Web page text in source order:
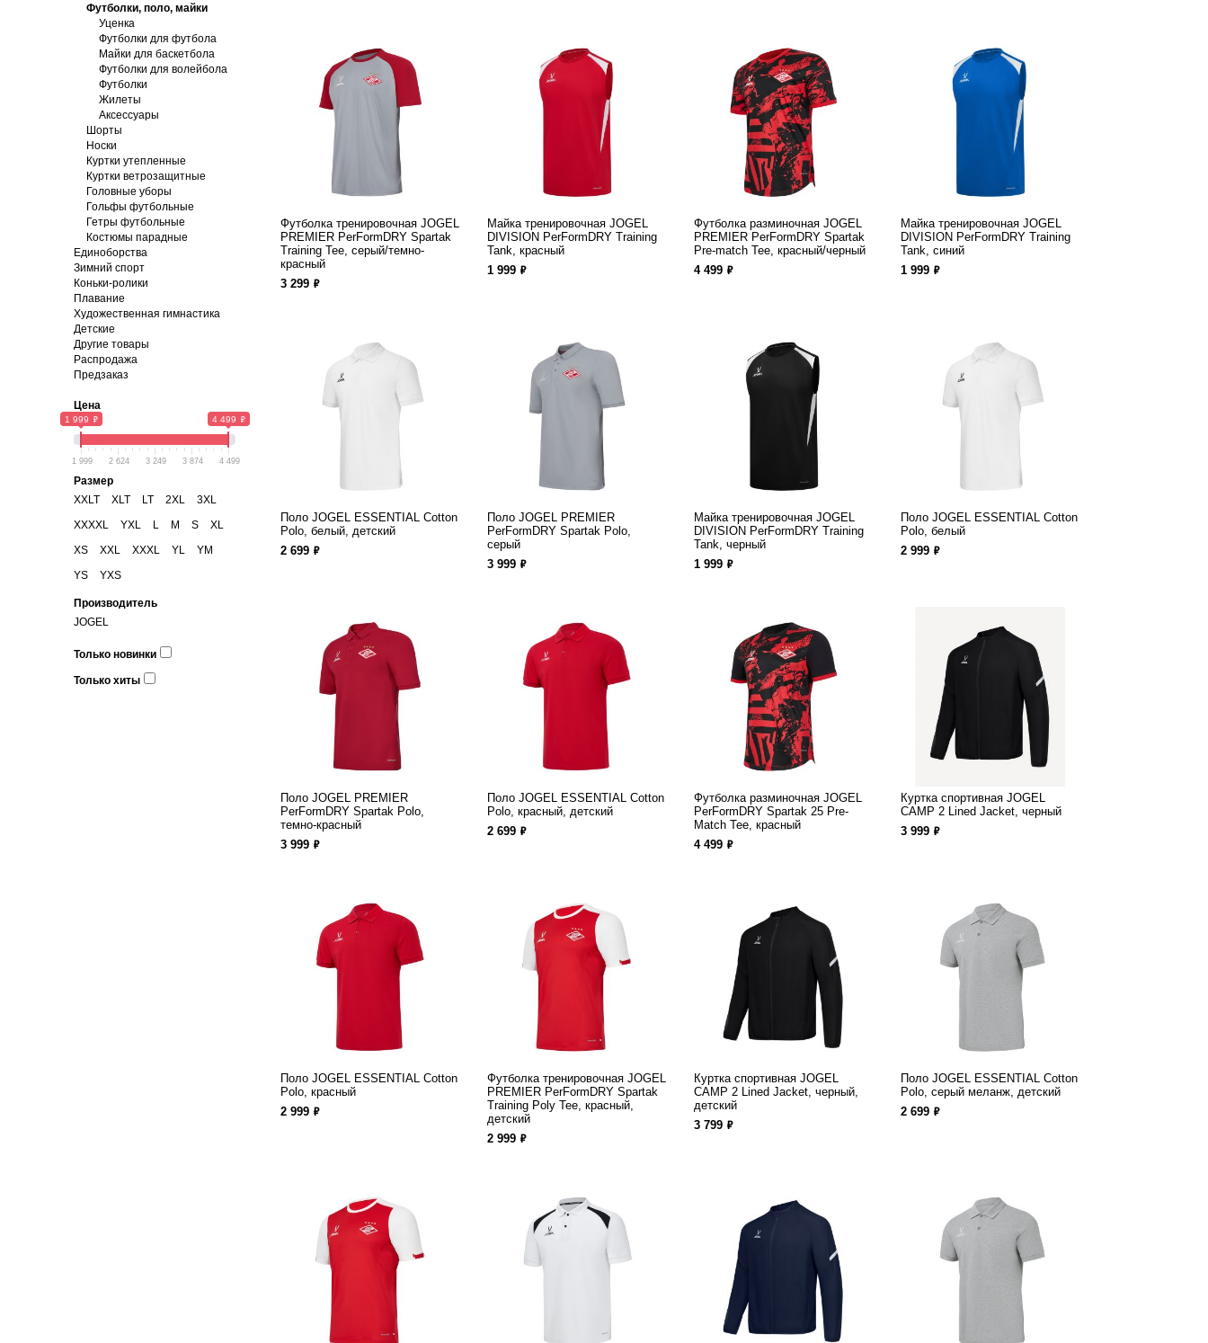
Футболки, поло, майки
Уценка
Футболки для футбола
Майки для баскетбола
Футболки для волейбола
Футболки
Жилеты
Аксессуары
Шорты
Носки
Куртки утепленные
Куртки ветрозащитные
Головные уборы
Гольфы футбольные
Гетры футбольные
Костюмы парадные
Единоборства
Зимний спорт
Коньки-ролики
Плавание
Художественная гимнастика
Детские
Другие товары
Распродажа
Предзаказ
Цена
1 999 ф 4 499 ф
1 999 2 624 3 249 3 874 4 499
Размер
XXLT
XLT LT 2XL
3XL
XXXXL
YXL L M S
XL
XS
XXL XXXL YL
YM
YS
YXS
Производитель
JOGEL
Только новинки
Только хиты
Футболка тренировочная JOGEL
PREMIER PerFormDRY Spartak
Training Tee, серый/темно-
красный
3 299 ф
Майка тренировочная JOGEL
DIVISION PerFormDRY Training
Tank, красный
1 999 ф
Футболка разминочная JOGEL
PREMIER PerFormDRY Spartak
Pre-match Tee, красный/черный
4 499 ф
Майка тренировочная JOGEL
DIVISION PerFormDRY Training
Tank, синий
1 999 ф
Поло JOGEL ESSENTIAL Cotton
Polo, белый, детский
2 699 ф
Поло JOGEL PREMIER
PerFormDRY Spartak Polo,
серый
3 999 ф
Майка тренировочная JOGEL
DIVISION PerFormDRY Training
Tank, черный
1 999 ф
Поло JOGEL ESSENTIAL Cotton
Polo, белый
2 999 ф
Поло JOGEL PREMIER
PerFormDRY Spartak Polo,
темно-красный
3 999 ф
Поло JOGEL ESSENTIAL Cotton
Polo, красный, детский
2 699 ф
Футболка разминочная JOGEL
PerFormDRY Spartak 25 Pre-
Match Tee, красный
4 499 ф
Куртка спортивная JOGEL
CAMP 2 Lined Jacket, черный
3 999 ф
Поло JOGEL ESSENTIAL Cotton
Polo, красный
2 999 ф
Футболка тренировочная JOGEL
PREMIER PerFormDRY Spartak
Training Poly Tee, красный,
детский
2 999 ф
Куртка спортивная JOGEL
CAMP 2 Lined Jacket, черный,
детский
3 799 ф
Поло JOGEL ESSENTIAL Cotton
Polo, серый меланж, детский
2 699 ф